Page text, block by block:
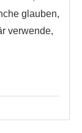
glauben,
verwende,